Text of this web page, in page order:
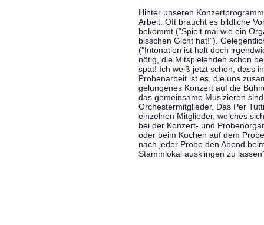
Hinter unseren
Arbeit. Oft braucht es bildliche
bekommt ("Spielt mal wie ein
bisschen Gicht hat!").
("Intonation ist halt doch
nötig, die Mitspielenden schon
spät! Ich weiß jetzt schon, dass
Probenarbeit ist es, die uns
gelungenes Konzert auf die
das gemeinsame Musizieren
Orchestermitglieder. Das Per
einzelnen Mitglieder, welches
bei der Konzert- und
oder beim Kochen auf dem
nach jeder Probe den Abend
Stammlokal ausklingen zu